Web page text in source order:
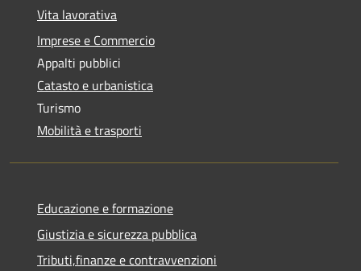
Vita lavorativa
Imprese e Commercio
Appalti pubblici
Catasto e urbanistica
Turismo
Mobilità e trasporti
Educazione e formazione
Giustizia e sicurezza pubblica
Tributi,finanze e contravvenzioni